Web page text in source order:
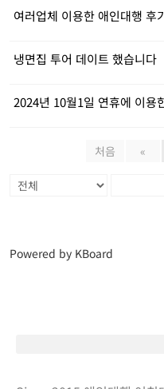
여러업체 이용한 애인대행 후
냉면집 투어 데이트 했습니다
2024년 10월1일 연휴에 이용
처음 «
Powered by KBoard